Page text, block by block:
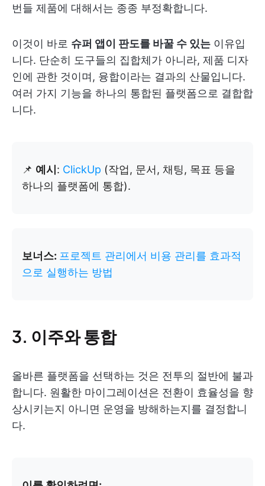
번들 제품에 대해서는 종종 부정확합니다.
이것이 바로 슈퍼 앱이 판도를 바꿀 수 있는 이유입
니다. 단순히 도구들의 집합체가 아니라, 제품 디자
인에 관한 것이며, 융합이라는 결과의 산물입니다.
여러 가지 기능을 하나의 통합된 플랫폼으로 결합합
니다.
📌 예시 : ClickUp (작업, 문서, 채팅, 목표 등을
하나의 플랫폼에 통합).
보너스: 프로젝트 관리에서 비용 관리를 효과적
으로 실행하는 방법
3. 이주와 통합
올바른 플랫폼을 선택하는 것은 전투의 절반에 불과
합니다. 원활한 마이그레이션은 전환이 효율성을 향
상시키는지 아니면 운영을 방해하는지를 결정합니
다.